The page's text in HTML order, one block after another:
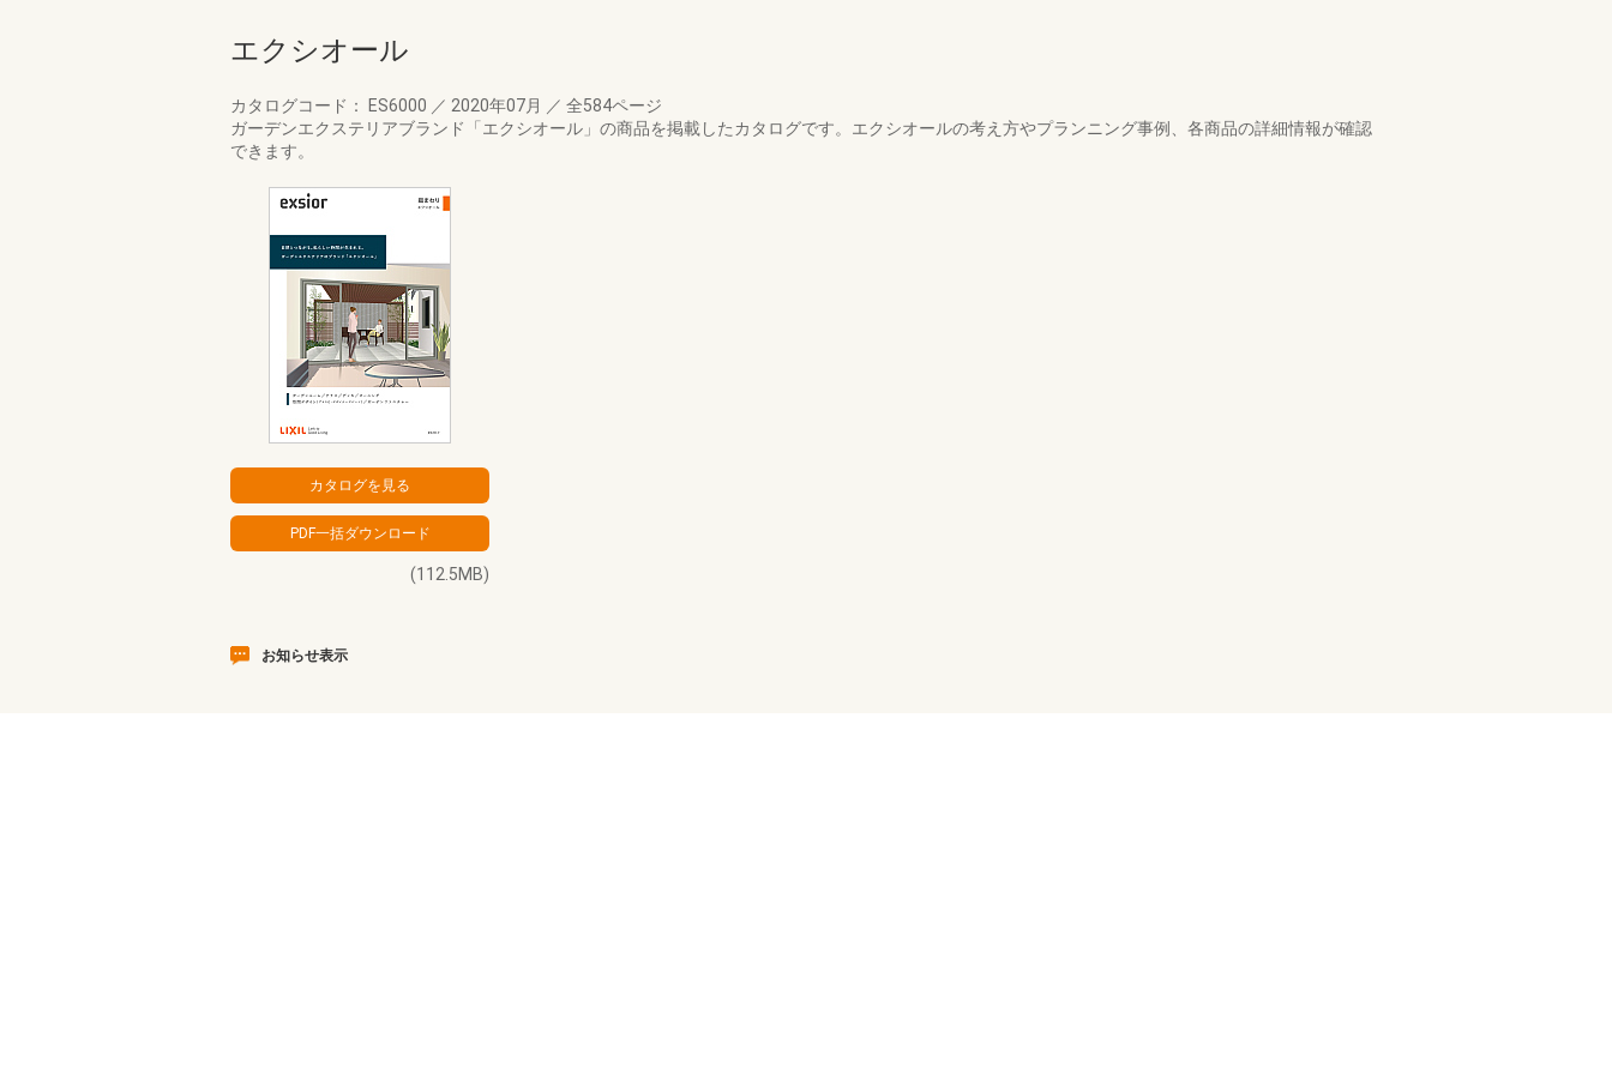
エクシオール
カタログコード： ES6000 ／ 2020年07月 ／ 全584ページ
ガーデンエクステリアブランド「エクシオール」の商品を掲載したカタログです。エクシオールの考え方やプランニング事例、各商品の詳細情報が確認
できます。
(112.5MB)
お知らせ表示